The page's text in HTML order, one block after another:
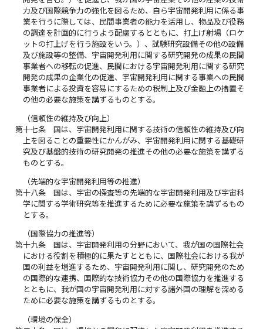
力及び国際競争力の強化を図るため、自ら宇宙開発利用に係る事
業を行うに際しては、民間事業者の能力を活用し、物品及び役務
の調達を計画的に行うよう配慮するとともに、打上げ射場（ロケ
ットの打上げを行う施設をいう。）、試験研究設備その他の設備
及び施設等の整備、宇宙開発利用に関する研究開発の成果の民間
事業者への移転の促進、民間における宇宙開発利用に関する研究
開発の成果の企業化の促進、宇宙開発利用に関する事業への民間
事業者による投資を容易にするための税制上及び金融上の措置そ
の他の必要な施策を講ずるものとする。
（信頼性の維持及び向上）
第十七条
国は、宇宙開発利用に関する技術の信頼性の維持及び向
上を図ることの重要性にかんがみ、宇宙開発利用に関する基礎研
究及び基盤的技術の研究開発の推進その他の必要な施策を講ずる
ものとする。
（先端的な宇宙開発利用等の推進）
第十八条
国は、宇宙の探査等の先端的な宇宙開発利用及び宇宙科
学に関する学術研究等を推進するために必要な施策を講ずるもの
とする。
（国際協力の推進等）
第十九条
国は、宇宙開発利用の分野において、我が国の国際社会
における役割を積極的に果たすとともに、国際社会における我が
国の利益を増進するため、宇宙開発利用に関し、研究開発のため
の国際的な連携、国際的な技術協力その他の国際協力を推進する
とともに、我が国の宇宙開発利用に対する諸外国の理解を深める
ために必要な施策を講ずるものとする。
（環境の保全）